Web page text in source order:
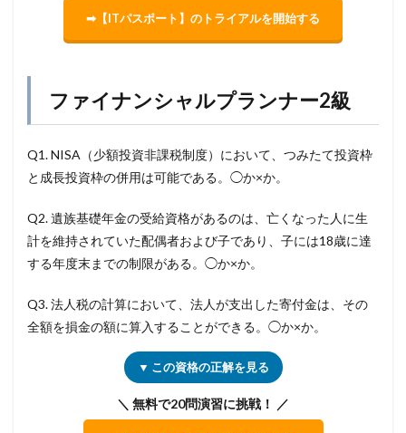
➡【ITパスポート】のトライアルを開始する
ファイナンシャルプランナー2級
Q1. NISA（少額投資非課税制度）において、つみたて投資枠
と成長投資枠の併用は可能である。◯か×か。
Q2. 遺族基礎年金の受給資格があるのは、亡くなった人に生
計を維持されていた配偶者および子であり、子には18歳に達
する年度末までの制限がある。◯か×か。
Q3. 法人税の計算において、法人が支出した寄付金は、その
全額を損金の額に算入することができる。◯か×か。
▼ この資格の正解を見る
＼ 無料で20問演習に挑戦！ ／